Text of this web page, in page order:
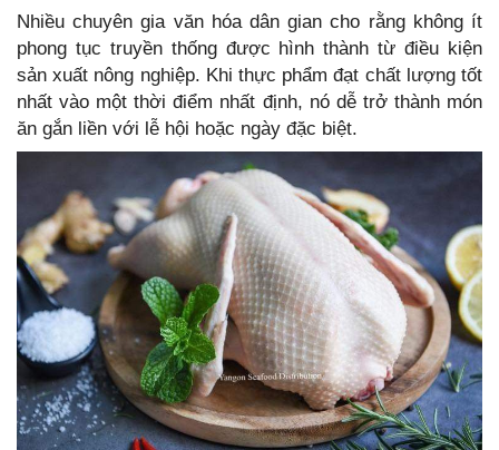
Nhiều chuyên gia văn hóa dân gian cho rằng không ít
phong tục truyền thống được hình thành từ điều kiện
sản xuất nông nghiệp. Khi thực phẩm đạt chất lượng tốt
nhất vào một thời điểm nhất định, nó dễ trở thành món
ăn gắn liền với lễ hội hoặc ngày đặc biệt.